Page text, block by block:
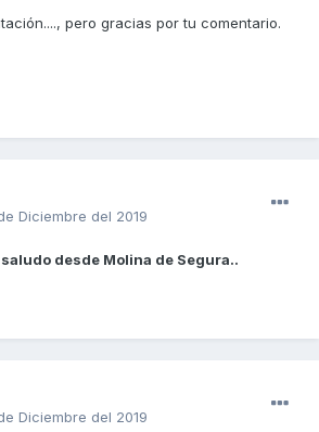
pero gracias por tu comentario.
Diciembre del 2019
desde Molina de Segura..
Diciembre del 2019